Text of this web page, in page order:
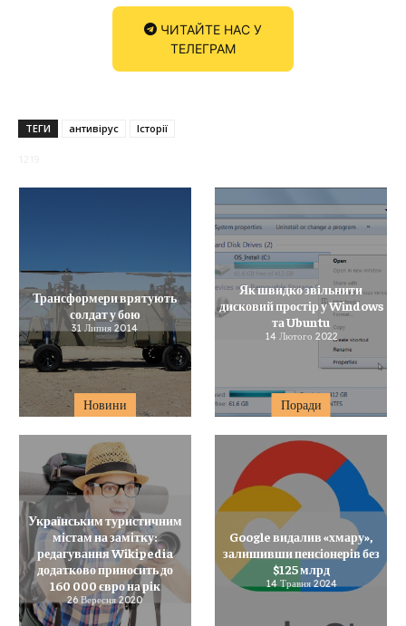
ЧИТАЙТЕ НАС У
ТЕЛЕГРАМ
ТЕГИ антивірус Історії
Новини
Трансформери врятують
солдат у бою
31 Липня 2014
Поради
Як швидко звільнити
дисковий простір у Windows
та Ubuntu
14 Лютого 2022
Українським туристичним
містам на замітку:
редагування Wikipedia
додатково приносить до
160 000 євро на рік
26 Вересня 2020
Google видалив «хмару»,
залишивши пенсіонерів без
$125 млрд
14 Травня 2024